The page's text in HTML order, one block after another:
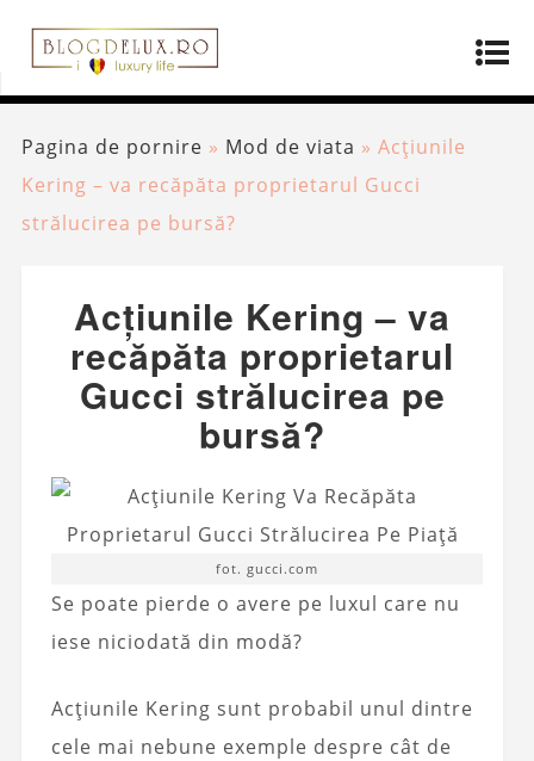
Pagina de pornire » Mod de viata » Acțiunile
Kering – va recăpăta proprietarul Gucci
strălucirea pe bursă?
Acțiunile Kering – va
recăpăta proprietarul
Gucci strălucirea pe
bursă?
fot. gucci.com
Se poate pierde o avere pe luxul care nu
iese niciodată din modă?
Acțiunile Kering sunt probabil unul dintre
cele mai nebune exemple despre cât de